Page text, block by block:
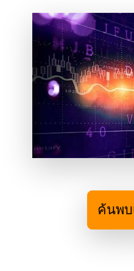
ค้นพบ